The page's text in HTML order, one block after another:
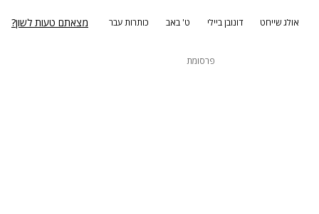
אולג שייחט דונובן ביילי ט' באב כותרות עבר מצאתם טעות לשון?
פרסומת